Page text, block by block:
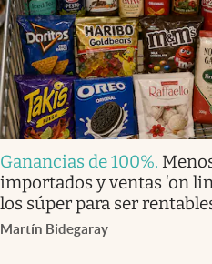
Ganancias de 100%.
importados y ventas ‘on
los súper para ser
Martín Bidegaray